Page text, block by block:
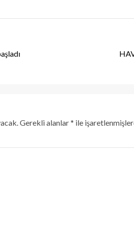
Gerekli alanlar* ile